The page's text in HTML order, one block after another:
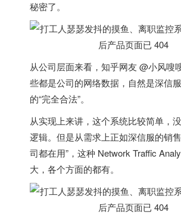
秘密了。
从公司层面来看，知乎网友 @小风嗖
些都是公司的网络数据，自然是深信
的“完全合法”。
从实现上来讲，这个系统比较简单，
逻辑。但是从需求上正如深信服的销
司都在用”，这种 Network Traffic
大，各个方面的都有。